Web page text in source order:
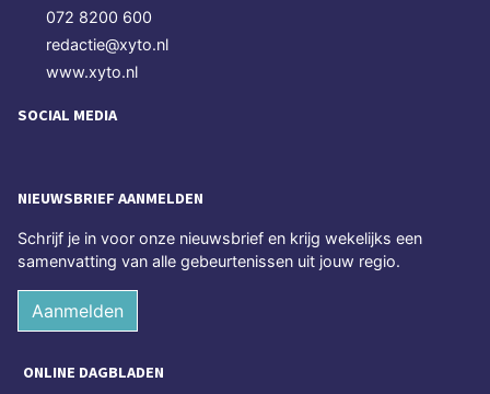
072 8200 600
redactie@xyto.nl
www.xyto.nl
SOCIAL MEDIA
NIEUWSBRIEF AANMELDEN
Schrijf je in voor onze nieuwsbrief en krijg wekelijks een
samenvatting van alle gebeurtenissen uit jouw regio.
Aanmelden
ONLINE DAGBLADEN